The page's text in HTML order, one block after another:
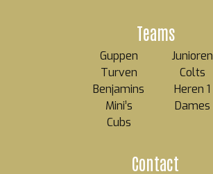
Teams
Guppen
Turven
Benjamins
Mini’s
Cubs
Junioren
Colts
Heren 1
Dames
Contact